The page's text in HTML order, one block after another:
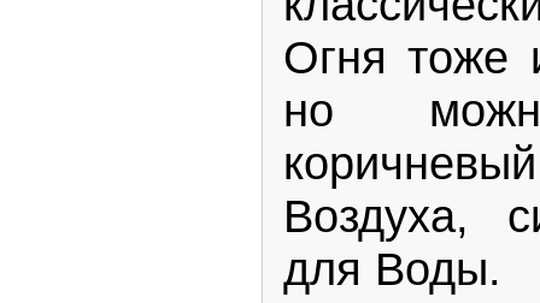
Огня тоже
но
Воздуха,
для Воды.